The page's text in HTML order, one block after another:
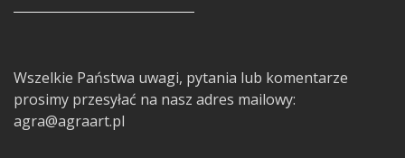
Wszelkie Państwa uwagi, pytania lub komentarze
prosimy przesyłać na nasz adres mailowy:
agra@agraart.pl